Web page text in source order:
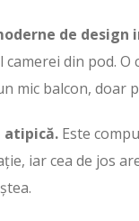
de design
din pod.
mic balcon, doar
atipică. Este
iar cea de jos